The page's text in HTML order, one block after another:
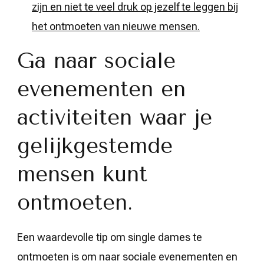
zijn en niet te veel druk op jezelf te leggen bij
het ontmoeten van nieuwe mensen.
Ga naar sociale
evenementen en
activiteiten waar je
gelijkgestemde
mensen kunt
ontmoeten.
Een waardevolle tip om single dames te
ontmoeten is om naar sociale evenementen en